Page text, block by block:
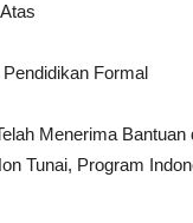
Formal
Menerima
Tunai, Program